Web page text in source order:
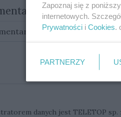
danych jest TELETOP
Zapoznaj się z
internetowych.
Prywatności i Cookies
PARTNERZY